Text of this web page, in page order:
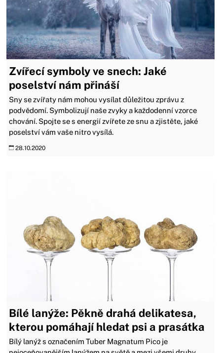
Zvířecí symboly ve snech: Jaké
poselství nám přináší
Sny se zvířaty nám mohou vysílat důležitou zprávu z
podvědomí. Symbolizují naše zvyky a každodenní vzorce
chování. Spojte se s energií zvířete ze snu a zjistěte, jaké
poselství vám vaše nitro vysílá.
28.10.2020
Bílé lanýže: Pěkně drahá delikatesa,
kterou pomáhají hledat psi a prasátka
Bílý lanýž s označením Tuber Magnatum Pico je